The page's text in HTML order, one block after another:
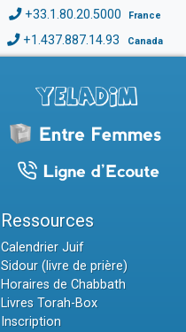
+33.1.80.20.5000 France
+1.437.887.14.93 Canada
Ressources
Calendrier Juif
Sidour (livre de prière)
Horaires de Chabbath
Livres Torah-Box
Inscription